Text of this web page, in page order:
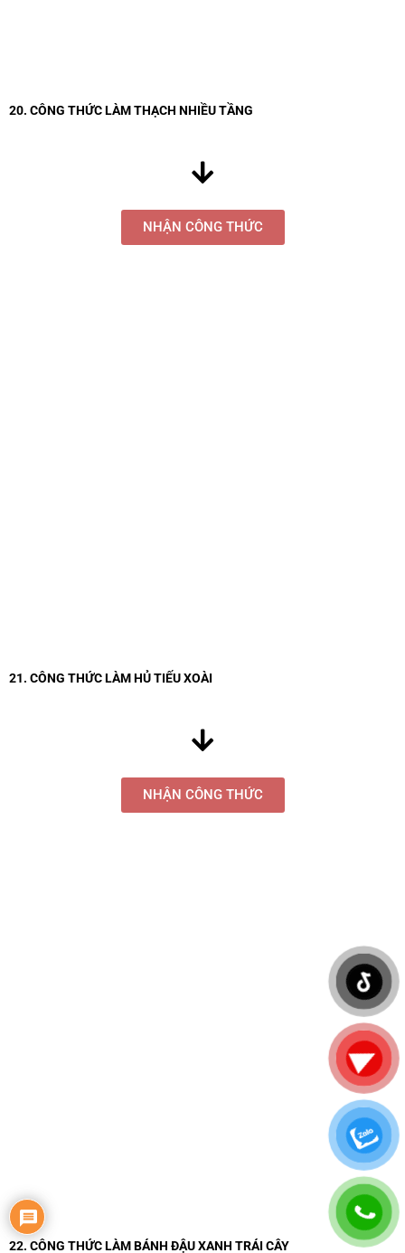
20. CÔNG THỨC LÀM THẠCH NHIỀU TẦNG
NHẬN CÔNG THỨC
21. CÔNG THỨC LÀM HỦ TIẾU XOÀI
NHẬN CÔNG THỨC
22. CÔNG THỨC LÀM BÁNH ĐẬU XANH TRÁI CÂY